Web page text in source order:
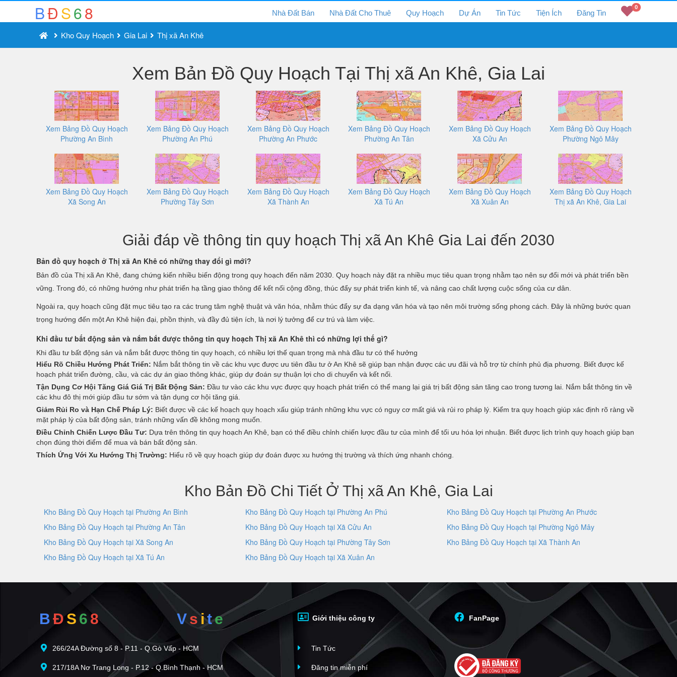
BĐS68 Nhà Đất Bán Nhà Đất Cho Thuê Quy Hoạch Dự Án Tin Tức Tiện Ích Đăng Tin
0
Kho Quy Hoạch Gia Lai Thị xã An Khê
Xem Bản Đồ Quy Hoạch Tại Thị xã An Khê, Gia Lai
Xem Bảng Đồ Quy Hoạch
Phường An Bình
Xem Bảng Đồ Quy Hoạch
Phường An Phú
Xem Bảng Đồ Quy Hoạch
Phường An Phước
Xem Bảng Đồ Quy Hoạch
Phường An Tân
Xem Bảng Đồ Quy Hoạch
Xã Cửu An
Xem Bảng Đồ Quy Hoạch
Phường Ngô Mây
Xem Bảng Đồ Quy Hoạch
Xã Song An
Xem Bảng Đồ Quy Hoạch
Phường Tây Sơn
Xem Bảng Đồ Quy Hoạch
Xã Thành An
Xem Bảng Đồ Quy Hoạch
Xã Tú An
Xem Bảng Đồ Quy Hoạch
Xã Xuân An
Xem Bảng Đồ Quy Hoạch
Thị xã An Khê, Gia Lai
Giải đáp về thông tin quy hoạch Thị xã An Khê Gia Lai đến 2030
Bản đồ quy hoạch ở Thị xã An Khê có những thay đổi gì mới?
Bản đồ của Thị xã An Khê, đang chứng kiến nhiều biến động trong quy hoạch đến năm 2030. Quy hoạch này đặt ra nhiều mục tiêu quan trọng nhằm tạo nên sự đổi mới và phát triển bền
vững. Trong đó, có những hướng như phát triển hạ tầng giao thông để kết nối cộng đồng, thúc đẩy sự phát triển kinh tế, và nâng cao chất lượng cuộc sống của cư dân.
Ngoài ra, quy hoạch cũng đặt mục tiêu tạo ra các trung tâm nghệ thuật và văn hóa, nhằm thúc đẩy sự đa dạng văn hóa và tạo nên môi trường sống phong cách. Đây là những bước quan
trọng hướng đến một An Khê hiện đại, phồn thịnh, và đầy đủ tiện ích, là nơi lý tưởng để cư trú và làm việc.
Khi đầu tư bất động sản và nắm bắt được thông tin quy hoạch Thị xã An Khê thì có những lợi thế gì?
Khi đầu tư bất động sản và nắm bắt được thông tin quy hoạch, có nhiều lợi thế quan trọng mà nhà đầu tư có thể hưởng
Hiểu Rõ Chiều Hướng Phát Triển: Nắm bắt thông tin về các khu vực được ưu tiên đầu tư ở An Khê sẽ giúp bạn nhận được các ưu đãi và hỗ trợ từ chính phủ địa phương. Biết được kế
hoạch phát triển đường, cầu, và các dự án giao thông khác, giúp dự đoán sự thuận lợi cho di chuyển và kết nối.
Tận Dụng Cơ Hội Tăng Giá Giá Trị Bất Động Sản: Đầu tư vào các khu vực được quy hoạch phát triển có thể mang lại giá trị bất động sản tăng cao trong tương lai. Nắm bắt thông tin về
các khu đô thị mới giúp đầu tư sớm và tận dụng cơ hội tăng giá.
Giảm Rủi Ro và Hạn Chế Pháp Lý: Biết được về các kế hoạch quy hoạch xấu giúp tránh những khu vực có nguy cơ mất giá và rủi ro pháp lý. Kiểm tra quy hoạch giúp xác định rõ ràng về
mặt pháp lý của bất động sản, tránh những vấn đề không mong muốn.
Điều Chỉnh Chiến Lược Đầu Tư: Dựa trên thông tin quy hoạch An Khê, bạn có thể điều chỉnh chiến lược đầu tư của mình để tối ưu hóa lợi nhuận. Biết được lịch trình quy hoạch giúp bạn
chọn đúng thời điểm để mua và bán bất động sản.
Thích Ứng Với Xu Hướng Thị Trường: Hiểu rõ về quy hoạch giúp dự đoán được xu hướng thị trường và thích ứng nhanh chóng.
Kho Bản Đồ Chi Tiết Ở Thị xã An Khê, Gia Lai
Kho Bảng Đồ Quy Hoạch tại Phường An Bình Kho Bảng Đồ Quy Hoạch tại Phường An Phú
Kho Bảng Đồ Quy Hoạch tại Phường An Phước
Kho Bảng Đồ Quy Hoạch tại Phường An Tân
Kho Bảng Đồ Quy Hoạch tại Xã Cửu An
Kho Bảng Đồ Quy Hoạch tại Phường Ngô Mây
Kho Bảng Đồ Quy Hoạch tại Xã Song An
Kho Bảng Đồ Quy Hoạch tại Phường Tây Sơn
Kho Bảng Đồ Quy Hoạch tại Xã Thành An
Kho Bảng Đồ Quy Hoạch tại Xã Tú An
Kho Bảng Đồ Quy Hoạch tại Xã Xuân An
BĐ S 6 8 Vsite
266/24A Đường số 8 - P.11 - Q.Gò Vấp - HCM
217/18A Nơ Trang Long - P.12 - Q.Bình Thạnh - HCM
Giới thiệu công ty
Tin Tức
Đăng tin miễn phí
FanPage